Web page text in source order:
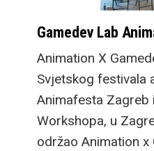
Gamedev Lab
Animation X
Svjetskog festivala
Animafesta Zagreb
Workshopa, u
održao Animation x